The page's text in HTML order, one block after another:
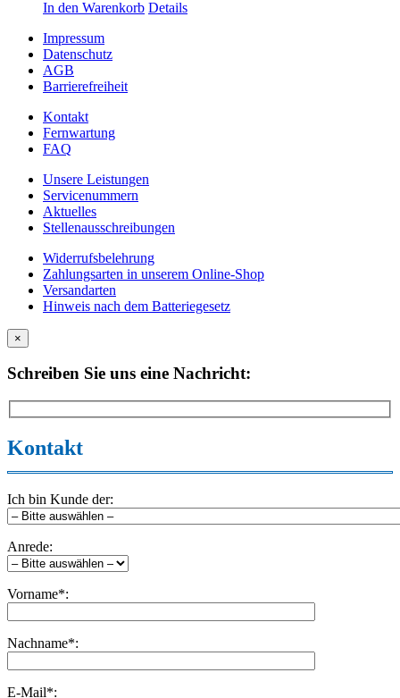
In den Warenkorb Details
Impressum
Datenschutz
AGB
Barrierefreiheit
Kontakt
Fernwartung
FAQ
Unsere Leistungen
Servicenummern
Aktuelles
Stellenausschreibungen
Widerrufsbelehrung
Zahlungsarten in unserem Online-Shop
Versandarten
Hinweis nach dem Batteriegesetz
×
Schreiben Sie uns eine Nachricht:
Kontakt
Ich bin Kunde der:
Anrede:
Vorname*:
Nachname*:
E-Mail*: